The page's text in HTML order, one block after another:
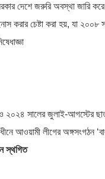
সরকার দেশে জরুরি অবস্থা
করার চেষ্টা করা হয়, যা ২০০৮
২০২৪ সালের জুলাই-আগস্টের
আওয়ামী লীগের অঙ্গসংগঠন
স্থগিত